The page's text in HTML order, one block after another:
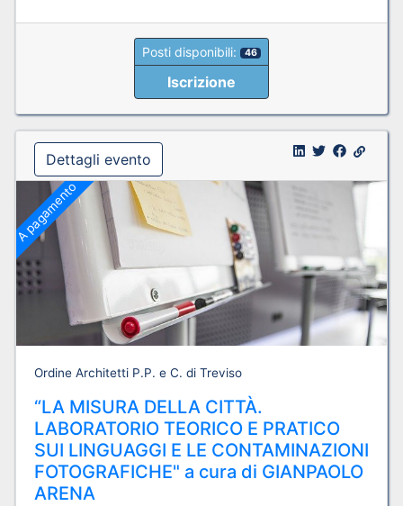
Posti disponibili: 46
Iscrizione
Dettagli evento
A pagamento
Ordine Architetti P.P. e C. di Treviso
“LA MISURA DELLA CITTÀ.
LABORATORIO TEORICO E PRATICO
SUI LINGUAGGI E LE CONTAMINAZIONI
FOTOGRAFICHE" a cura di GIANPAOLO
ARENA